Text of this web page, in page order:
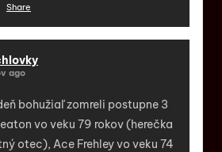
Share
ago
bohužiaľ zomreli postupne 3
vo veku 79 rokov (herečka
otec), Ace Frehley vo veku 74